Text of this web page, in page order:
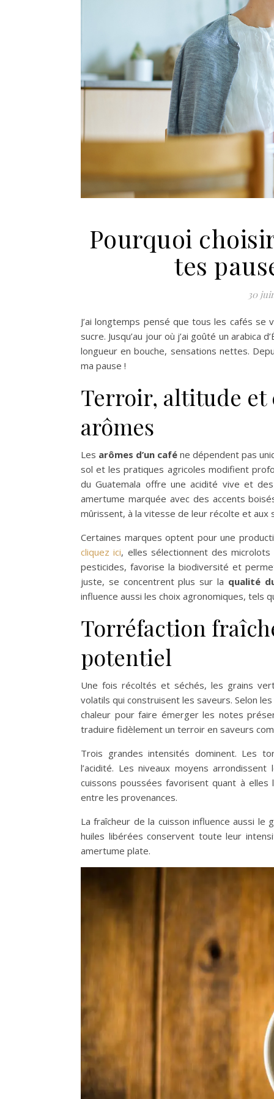
Pourquoi
tes
30
J’ai longtemps pensé que tous les cafés se
sucre. Jusqu’au jour où j’ai goûté un arabica
longueur en bouche, sensations nettes.
ma pause !
Terroir, altitude et
arômes
Les arômes d’un café ne dépendent pas
sol et les pratiques agricoles modifient
du Guatemala offre une acidité vive et
amertume marquée avec des accents
mûrissent, à la vitesse de leur récolte et aux
Certaines marques optent pour une
cliquez ici, elles sélectionnent des
pesticides, favorise la biodiversité et
juste, se concentrent plus sur la qualité
influence aussi les choix agronomiques, tels
Torréfaction
potentiel
Une fois récoltés et séchés, les grains
volatils qui construisent les saveurs. Selon
chaleur pour faire émerger les notes
traduire fidèlement un terroir en saveurs
Trois grandes intensités dominent. Les
l’acidité. Les niveaux moyens
cuissons poussées favorisent quant à
entre les provenances.
La fraîcheur de la cuisson influence aussi
huiles libérées conservent toute leur
amertume plate.